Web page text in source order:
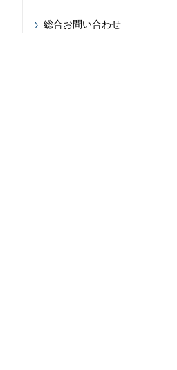
総合お問い合わせ